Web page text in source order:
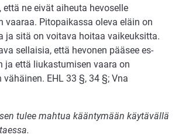
ne eivät aiheuta he­voselle
vaaraa. Pitopaikassa oleva eläin on
ja sitä on voitava hoitaa vaikeuksitta.
sellaisia, että hevonen pääsee es­
ja että liukastumisen vaara on
EHL 33 §, 34 §; Vna
tulee mahtua kääntymään käytävällä